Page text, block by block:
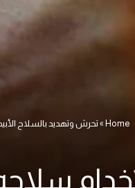
Home
»تحرش وتهديد بالسلاح